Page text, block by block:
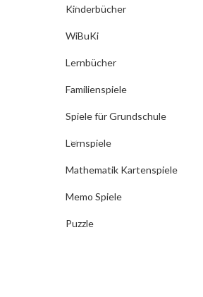
Kinderbücher
WiBuKi
Lernbücher
Familienspiele
Spiele für Grundschule
Lernspiele
Mathematik Kartenspiele
Memo Spiele
Puzzle